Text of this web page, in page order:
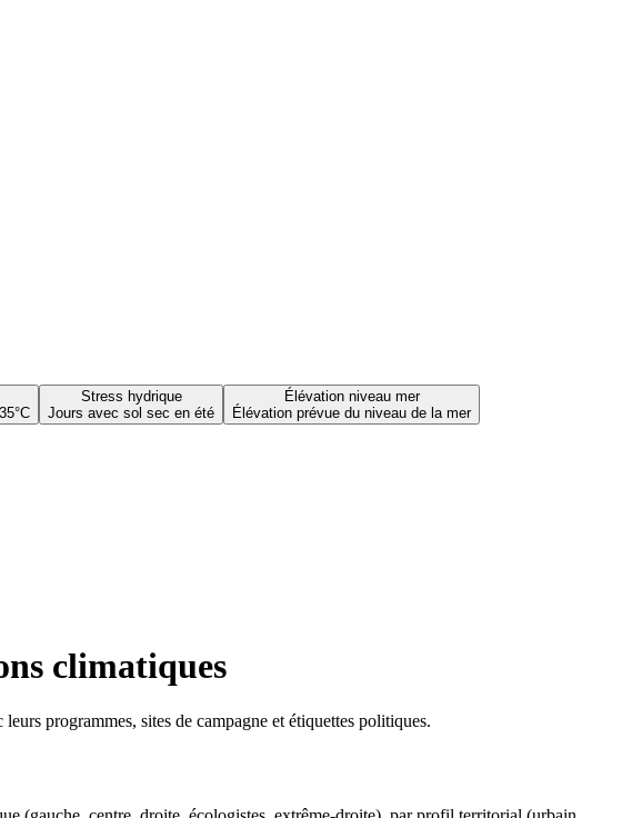
Stress hydrique
Jours avec sol sec en été
Élévation niveau mer
Élévation prévue du niveau de la mer
climatiques
programmes, sites de campagne et étiquettes politiques.